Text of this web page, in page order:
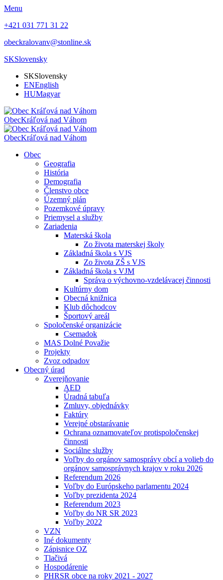
Menu
+421 031 771 31 22
obeckralovanv@stonline.sk
SKSlovensky
SKSlovensky
ENEnglish
HUMagyar
ObecKráľová nad Váhom
ObecKráľová nad Váhom
Obec
Geografia
História
Demografia
Členstvo obce
Územný plán
Pozemkové úpravy
Priemysel a služby
Zariadenia
Materská škola
Zo života materskej školy
Základná škola s VJS
Zo života ZŠ s VJS
Základná škola s VJM
Správa o výchovno-vzdelávacej činnosti
Kultúrny dom
Obecná knižnica
Klub dôchodcov
Športový areál
Spoločenské organizácie
Csemadok
MAS Dolné Považie
Projekty
Zvoz odpadov
Obecný úrad
Zverejňovanie
AED
Úradná tabuľa
Zmluvy, objednávky
Faktúry
Verejné obstarávanie
Ochrana oznamovateľov protispoločenskej
činnosti
Sociálne služby
Voľby do orgánov samosprávy obcí a volieb do
orgánov samosprávnych krajov v roku 2026
Referendum 2026
Voľby do Európskeho parlamentu 2024
Voľby prezidenta 2024
Referendum 2023
Voľby do NR SR 2023
Voľby 2022
VZN
Iné dokumenty
Zápisnice OZ
Tlačivá
Hospodárenie
PHRSR obce na roky 2021 - 2027